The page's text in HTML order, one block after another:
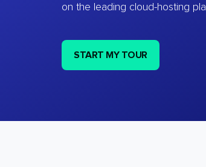
on the leading cloud-hosting
START MY TOUR